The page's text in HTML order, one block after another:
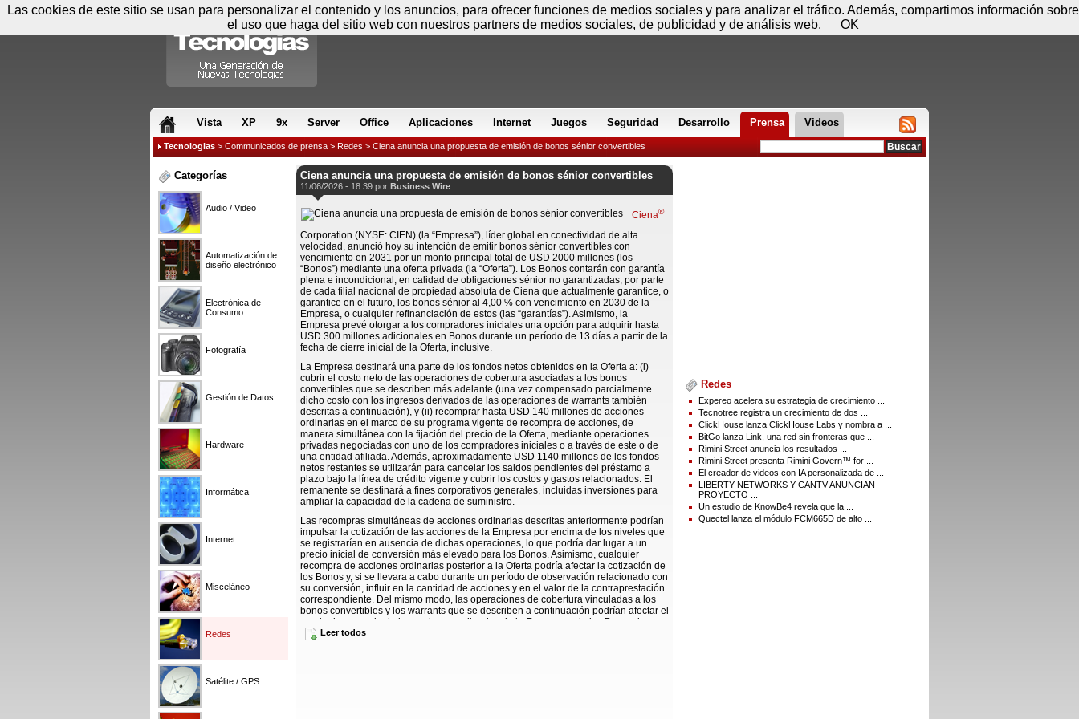
Vista XP 9x Server Office Aplicaciones Internet Juegos Seguridad Desarrollo Prensa Videos
Tecnologias > Communicados de prensa > Redes > Ciena anuncia una propuesta de emisión de bonos sénior convertibles
Categorías
Audio / Video
Automatización de
diseño electrónico
Electrónica de
Consumo
Fotografía
Gestión de Datos
Hardware
Informática
Internet
Misceláneo
Redes
Satélite / GPS
Ciena anuncia una propuesta de emisión de bonos sénior convertibles
11/06/2026 - 18:39 por Business Wire
Ciena®
Corporation (NYSE: CIEN) (la “Empresa”), líder global en conectividad de alta
velocidad, anunció hoy su intención de emitir bonos sénior convertibles con
vencimiento en 2031 por un monto principal total de USD 2000 millones (los
“Bonos”) mediante una oferta privada (la “Oferta”). Los Bonos contarán con garantía
plena e incondicional, en calidad de obligaciones sénior no garantizadas, por parte
de cada filial nacional de propiedad absoluta de Ciena que actualmente garantice, o
garantice en el futuro, los bonos sénior al 4,00 % con vencimiento en 2030 de la
Empresa, o cualquier refinanciación de estos (las “garantías”). Asimismo, la
Empresa prevé otorgar a los compradores iniciales una opción para adquirir hasta
USD 300 millones adicionales en Bonos durante un período de 13 días a partir de la
fecha de cierre inicial de la Oferta, inclusive.
La Empresa destinará una parte de los fondos netos obtenidos en la Oferta a: (i)
cubrir el costo neto de las operaciones de cobertura asociadas a los bonos
convertibles que se describen más adelante (una vez compensado parcialmente
dicho costo con los ingresos derivados de las operaciones de warrants también
descritas a continuación), y (ii) recomprar hasta USD 140 millones de acciones
ordinarias en el marco de su programa vigente de recompra de acciones, de
manera simultánea con la fijación del precio de la Oferta, mediante operaciones
privadas negociadas con uno de los compradores iniciales o a través de este o de
una entidad afiliada. Además, aproximadamente USD 1140 millones de los fondos
netos restantes se utilizarán para cancelar los saldos pendientes del préstamo a
plazo bajo la línea de crédito vigente y cubrir los costos y gastos relacionados. El
remanente se destinará a fines corporativos generales, incluidas inversiones para
ampliar la capacidad de la cadena de suministro.
Las recompras simultáneas de acciones ordinarias descritas anteriormente podrían
impulsar la cotización de las acciones de la Empresa por encima de los niveles que
se registrarían en ausencia de dichas operaciones, lo que podría dar lugar a un
precio inicial de conversión más elevado para los Bonos. Asimismo, cualquier
recompra de acciones ordinarias posterior a la Oferta podría afectar la cotización de
los Bonos y, si se llevara a cabo durante un período de observación relacionado con
su conversión, influir en la cantidad de acciones y en el valor de la contraprestación
correspondiente. Del mismo modo, las operaciones de cobertura vinculadas a los
bonos convertibles y los warrants que se describen a continuación podrían afectar el
precio de mercado de las acciones ordinarias de la Empresa o de los Bonos, la
capacidad de los tenedores para convertirlos, así como la cantidad de acciones y el
Leer todos
Redes
Expereo acelera su estrategia de crecimiento ...
Tecnotree registra un crecimiento de dos ...
ClickHouse lanza ClickHouse Labs y nombra a ...
BitGo lanza Link, una red sin fronteras que ...
Rimini Street anuncia los resultados ...
Rimini Street presenta Rimini Govern™ for ...
El creador de videos con IA personalizada de ...
LIBERTY NETWORKS Y CANTV ANUNCIAN
PROYECTO ...
Un estudio de KnowBe4 revela que la ...
Quectel lanza el módulo FCM665D de alto ...
Jueves 06 de agosto - 15:18 Registrar Conectar
Las cookies de este sitio se usan para personalizar el contenido y los anuncios, para ofrecer funciones de medios sociales y para analizar el tráfico. Además, compartimos información sobre
el uso que haga del sitio web con nuestros partners de medios sociales, de publicidad y de análisis web.
OK